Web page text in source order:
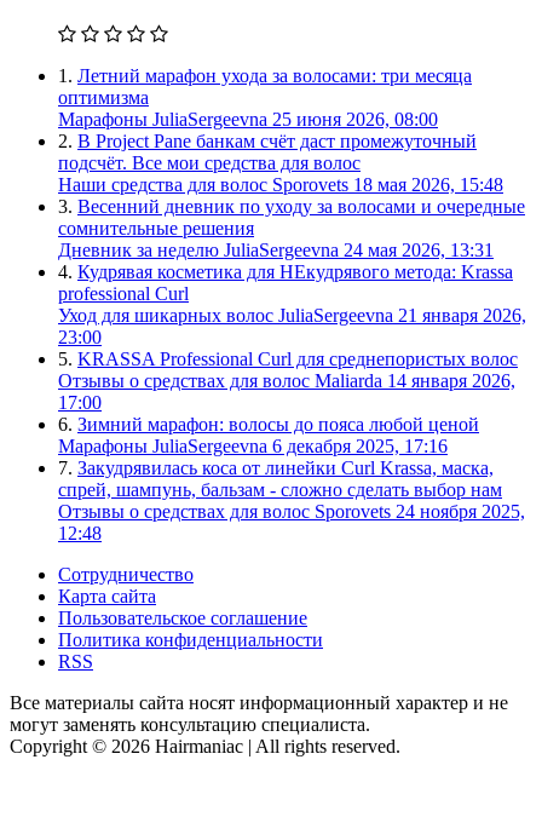
1. Летний марафон ухода за волосами: три месяца
оптимизма
Марафоны JuliaSergeevna 25 июня 2026, 08:00
2. В Project Panе банкам счёт даст промежуточный
подсчёт. Все мои средства для волос
Наши средства для волос Sporovets 18 мая 2026, 15:48
3. Весенний дневник по уходу за волосами и очередные
сомнительные решения
Дневник за неделю JuliaSergeevna 24 мая 2026, 13:31
4. Кудрявая косметика для НЕкудрявого метода: Krassa
professional Curl
Уход для шикарных волос JuliaSergeevna 21 января 2026,
23:00
5. KRASSA Professional Curl для среднепористых волос
Отзывы о средствах для волос Maliarda 14 января 2026,
17:00
6. Зимний марафон: волосы до пояса любой ценой
Марафоны JuliaSergeevna 6 декабря 2025, 17:16
7. Закудрявилась коса от линейки Curl Krassa, маска,
спрей, шампунь, бальзам - сложно сделать выбор нам
Отзывы о средствах для волос Sporovets 24 ноября 2025,
12:48
Сотрудничество
Карта сайта
Пользовательское соглашение
Политика конфиденциальности
RSS
Все материалы сайта носят информационный характер и не
могут заменять консультацию специалиста.
Copyright © 2026 Hairmaniac | All rights reserved.